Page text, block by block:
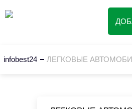
infobest24 ЛЕГКОВЫЕ